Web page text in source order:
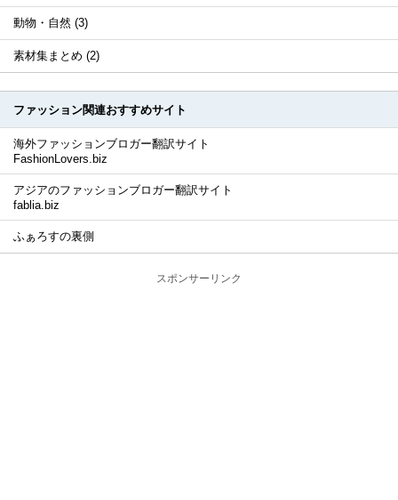
動物・自然 (3)
素材集まとめ (2)
ファッション関連おすすめサイト
海外ファッションブロガー翻訳サイト
FashionLovers.biz
アジアのファッションブロガー翻訳サイト
fablia.biz
ふぁろすの裏側
スポンサーリンク